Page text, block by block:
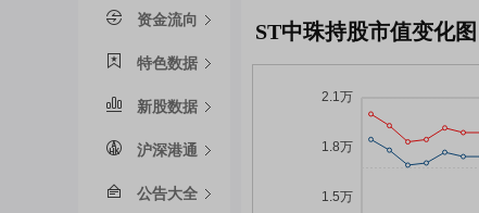
资金流向
特色数据
新股数据
沪深港通
公告大全
ST中珠持股市值变化图